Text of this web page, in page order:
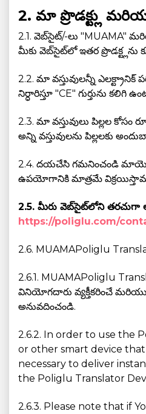
2. మా ప్రొడక్ట్లు
2.1. వెబ్‌సైట్/-లు "MUAMA"
మీకు వెబ్‌సైట్‌లో ఇతర ప్రొడక్ట్లను
2.2. మా వస్తువులన్నీ
నిర్ధారిస్తూ "CE" గుర్తును కలిగి
2.3. మా వస్తువులు పిల్లల
అన్ని వస్తువులను పిల్లలకు
2.4. దయచేసి గమనించండి
ఉపయోగానికి మాత్రమే
2.5. మీరు వెబ్‌సైట్‌లోని తరచుగా
https://poliglu.com/
2.6. MUAMAPoliglu
2.6.1. MUAMAPoliglu
వినియోగదారు వ్యక్తీకరించే
అనువదించండి.
2.6.2. In order to use the
or other smart device
necessary to deliver
the Poliglu Translator
2.6.3. Please note that if